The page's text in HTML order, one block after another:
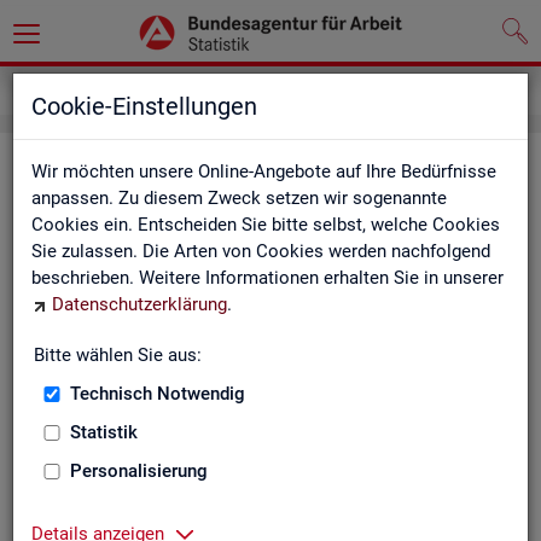
Cookie-Einstellungen
Wir möchten unsere Online-Angebote auf Ihre Bedürfnisse
anpassen. Zu diesem Zweck setzen wir sogenannte
Cookies ein. Entscheiden Sie bitte selbst, welche Cookies
Sie zulassen. Die Arten von Cookies werden nachfolgend
beschrieben. Weitere Informationen erhalten Sie in unserer
Datenschutzerklärung.
Bitte wählen Sie aus:
Technisch Notwendig
Statistik
Personalisierung
Details anzeigen
Kon­takt
Nut­zen Sie die Mög­lich­keit mit uns in Kon­takt zu tre­ten!
Sie haben Fra­gen zum An­ge­bot?
Sie be­nö­ti­gen auf Ihre Fra­ge­stel­lung zu­ge­schnit­te­ne Son­der­
Ihr Sta­tis­tik-Ser­vice hilft Ihnen wei­ter!
Zen­tra­ler Sta­tis­tik-Ser­vice